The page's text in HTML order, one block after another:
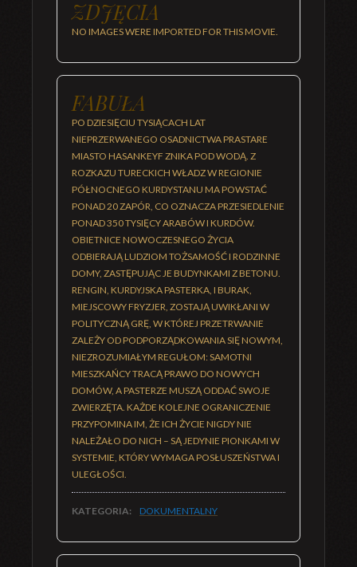
ZDJĘCIA
NO IMAGES WERE IMPORTED FOR THIS MOVIE.
FABUŁA
PO DZIESIĘCIU TYSIĄCACH LAT
NIEPRZERWANEGO OSADNICTWA PRASTARE
MIASTO HASANKEYF ZNIKA POD WODĄ. Z
ROZKAZU TURECKICH WŁADZ W REGIONIE
PÓŁNOCNEGO KURDYSTANU MA POWSTAĆ
PONAD 20 ZAPÓR, CO OZNACZA PRZESIEDLENIE
PONAD 350 TYSIĘCY ARABÓW I KURDÓW.
OBIETNICE NOWOCZESNEGO ŻYCIA
ODBIERAJĄ LUDZIOM TOŻSAMOŚĆ I RODZINNE
DOMY, ZASTĘPUJĄC JE BUDYNKAMI Z BETONU.
RENGIN, KURDYJSKA PASTERKA, I BURAK,
MIEJSCOWY FRYZJER, ZOSTAJĄ UWIKŁANI W
POLITYCZNĄ GRĘ, W KTÓREJ PRZETRWANIE
ZALEŻY OD PODPORZĄDKOWANIA SIĘ NOWYM,
NIEZROZUMIAŁYM REGUŁOM: SAMOTNI
MIESZKAŃCY TRACĄ PRAWO DO NOWYCH
DOMÓW, A PASTERZE MUSZĄ ODDAĆ SWOJE
ZWIERZĘTA. KAŻDE KOLEJNE OGRANICZENIE
PRZYPOMINA IM, ŻE ICH ŻYCIE NIGDY NIE
NALEŻAŁO DO NICH – SĄ JEDYNIE PIONKAMI W
SYSTEMIE, KTÓRY WYMAGA POSŁUSZEŃSTWA I
ULEGŁOŚCI.
KATEGORIA: DOKUMENTALNY